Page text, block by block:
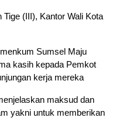
(III), Kantor Wali Kota
Sumsel Maju
kasih kepada Pemkot
kerja mereka
maksud dan
yakni untuk memberikan